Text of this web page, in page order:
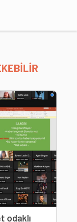
odaklı